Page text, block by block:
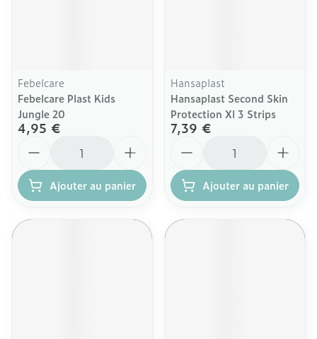
Febelcare
Febelcare Plast Kids
Jungle 20
4,95 €
Ajouter au panier
Hansaplast
Hansaplast Second Skin
Protection Xl 3 Strips
7,39 €
Ajouter au panier